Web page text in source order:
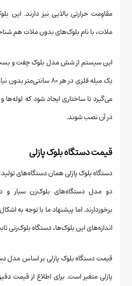
مقاومت حرارتی بالایی نیز دارند. این
ملات، با نام بلوک‌های بدون ملات هم
این سیستم از شش مدل بلوک چفت و
یک میله فلزی در هر ۸۰
می‌گیرد تا ساختاری ایجاد شود که
در آن نصب شوند.
قیمت دستگاه بلوک پازلی
دستگاه بلوک پازلی همان دستگاه‌های
دو مدل دستگاه‌های بلوک‌زن سیار و
برخوردارند. اما پیشنهاد ما با توجه به
اندازه‌های این بلوک‌ها، دستگاه بلوک‌زنی
قیمت دستگاه بلوک پازلی بر اساس مدل
پازلی متغیر است. برای اطلاع از قیمت